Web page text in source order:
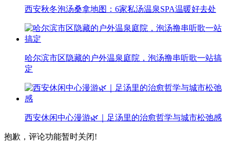
西安秋冬泡汤桑拿地图：6家私汤温泉SPA温暖好去处
哈尔滨市区隐藏的户外温泉庭院，泡汤撸串听歌一站搞
定
西安休闲中心漫游🌿｜足汤里的治愈哲学与城市松弛感
抱歉，评论功能暂时关闭!